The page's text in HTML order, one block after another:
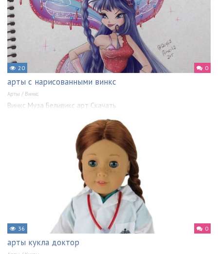
20 0
арты с нарисованными винкс
Арты / Винкс
Винкс Муза Беливикс арт Скачать
36 0
арты кукла доктор